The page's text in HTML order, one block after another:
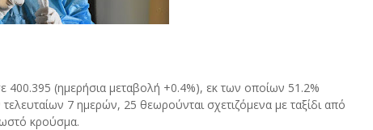
400.395 (ημερήσια μεταβολή +0.4%), εκ των οποίων 51.2%
7 ημερών, 25 θεωρούνται σχετιζόμενα με ταξίδι από
κρούσμα.